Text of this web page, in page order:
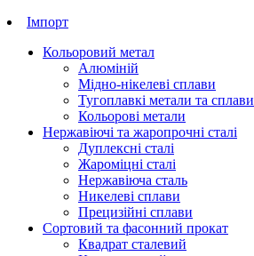
Імпорт
Кольоровий метал
Алюміній
Мідно-нікелеві сплави
Тугоплавкі метали та сплави
Кольорові метали
Нержавіючі та жаропрочні сталі
Дуплексні сталі
Жароміцні сталі
Нержавіюча сталь
Никелеві сплави
Прецизійні сплави
Сортовий та фасонний прокат
Квадрат сталевий